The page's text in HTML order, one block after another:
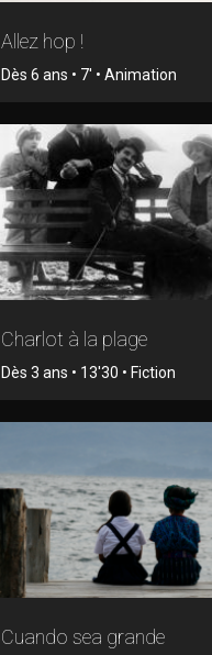
Allez hop !
Dès 6 ans • 7' • Animation
Charlot à la plage
Dès 3 ans • 13'30 • Fiction
Cuando sea grande